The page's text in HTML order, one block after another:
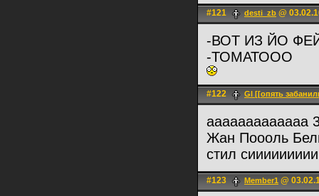
#121 desti_zb @
-ВОТ ИЗ ЙО
-ТОМАТООО
#122 Gl [[опять
ааааааааааааа
Жан Поооль
стил
#123 Member1 @